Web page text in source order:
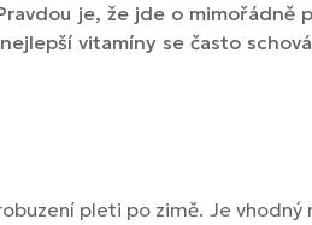
je, že jde o mimořádně
vitamíny se často
pleti po zimě. Je